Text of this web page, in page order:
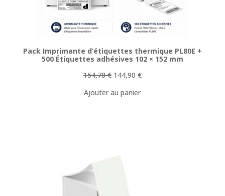
Pack Imprimante d’étiquettes thermique PL80E +
500 Étiquettes adhésives 102 × 152 mm
154,78€ Le
initial
144,90 €Le
Ajouter au panier